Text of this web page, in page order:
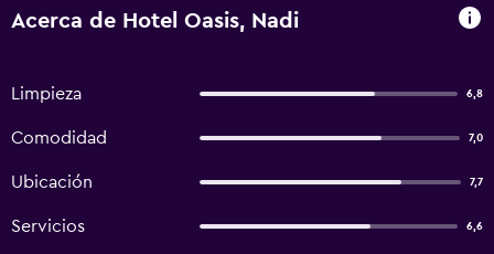
Acerca de Hotel Oasis, Nadi
Limpieza 6,8
Comodidad 7,0
Ubicación 7,7
Servicios 6,6